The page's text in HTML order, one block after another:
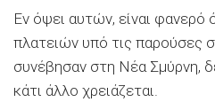
Εν όψει αυτών, είναι φανερό
πλατειών υπό τις παρούσες
συνέβησαν στη Νέα Σμύρνη,
κάτι άλλο χρειάζεται.